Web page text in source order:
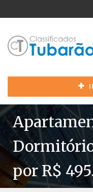
por R$